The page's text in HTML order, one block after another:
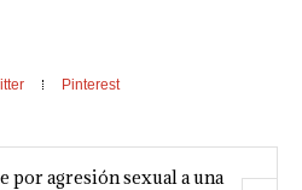
Pinterest
por agresión sexual a una